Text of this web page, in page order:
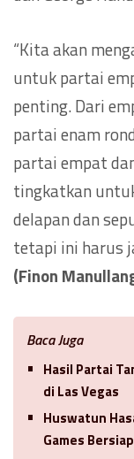
“Kita akan
untuk partai
penting. Dari
partai enam
partai empat
tingkatkan
delapan dan
tetapi ini harus
(Finon
Baca Juga
Hasil Partai
di Las Vegas
Huswatun
Games